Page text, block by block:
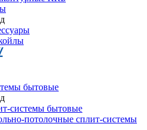
бытовые
системы бытовые
потолочные сплит-системы